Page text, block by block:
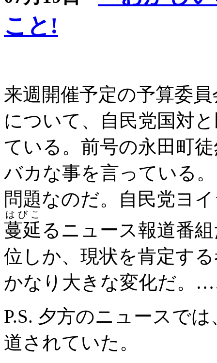
こと!
来週開催予定の予算委
について、自民党国対
ている。前号の永田町
バカな事を言っている
問題なのだ。自民党ヨ
蔓延
はびこ
るニュース報道番
位しか、現状を肯定す
かなり大きな変化だ。
P.S. 夕方のニュースで
道されていた。